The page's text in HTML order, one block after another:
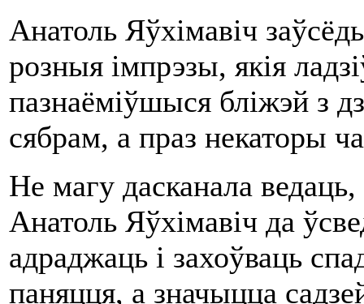
Анатоль Яўхімавіч
розныя імпрэзы, якія
пазнаёміўшыся бліжэй з
сябрам, а праз некаторы
Не магу дасканала ведаць,
Анатоль Яўхімавіч да
адраджаць і захоўваць
паняцця, а значыцца